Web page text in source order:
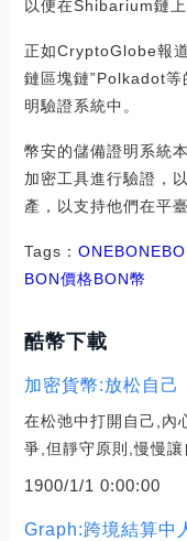
以便在Shibarium鏈上
正如CryptoGlobe報
鏈區塊鏈”Polkadot等
明驗證系統中。
幣安的儲備證明系統
加密工具進行驗證，
產，以支持他們在平
Tags： ONEBONE
BON價格BON幣
酷幣下載
加密貨幣:放松自己
在松弛中打開自己,內
爭,但靜守原則,慢慢
1900/1/1 0:00:00
Graph:跨境結算中